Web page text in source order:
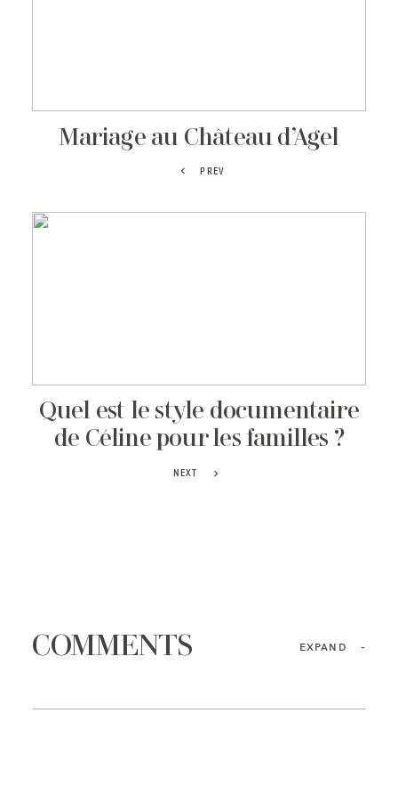
Mariage au Château d’Agel
PREV
Quel est le style documentaire
de Céline pour les familles ?
NEXT
COMMENTS EXPAND -